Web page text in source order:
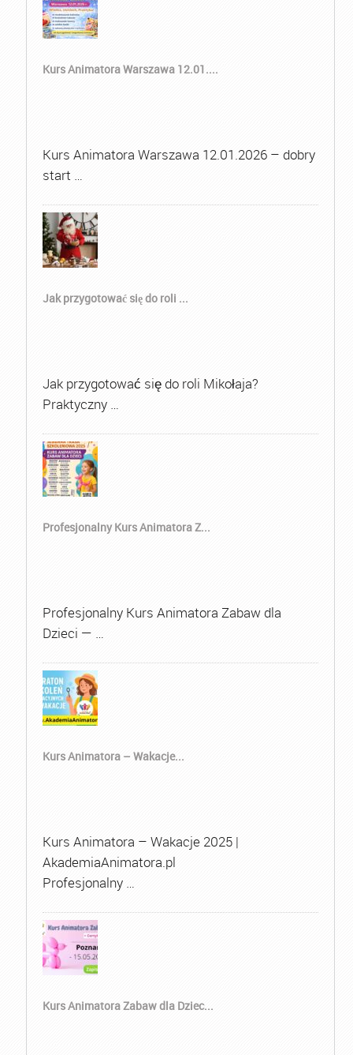
Kurs Animatora Warszawa 12.01....
Kurs Animatora Warszawa 12.01.2026 – dobry
start …
Jak przygotować się do roli ...
Jak przygotować się do roli Mikołaja?
Praktyczny …
Profesjonalny Kurs Animatora Z...
Profesjonalny Kurs Animatora Zabaw dla
Dzieci — …
Kurs Animatora – Wakacje...
Kurs Animatora – Wakacje 2025 |
AkademiaAnimatora.pl
Profesjonalny …
Kurs Animatora Zabaw dla Dziec...